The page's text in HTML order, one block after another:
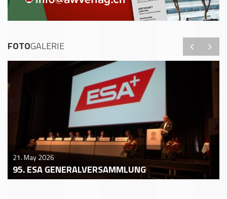
FOTOGALERIE
21. May 2026
95. ESA GENERALVERSAMMLUNG